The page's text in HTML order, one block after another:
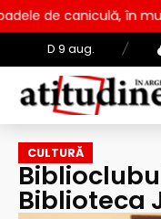
D 9 aug. /
în municipiul Pitești!
CULTURĂ
Biblioteca